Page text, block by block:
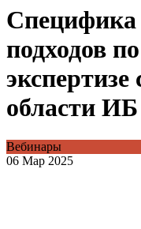
Специфика
подходов
экспертизе
области ИБ
Вебинары
06 Мар 2025